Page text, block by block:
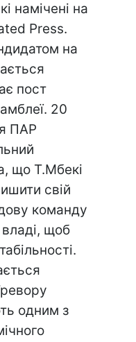
намічені на
Press.
на
пост
20
ПАР
що Т.Мбекі
свій
команду
щоб
одним з